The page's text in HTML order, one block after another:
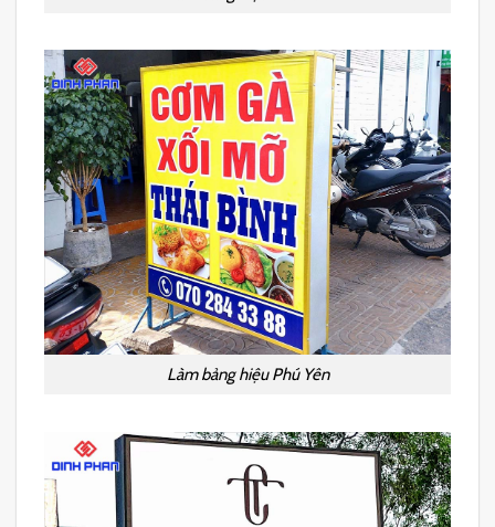
Làm bảng hiệu Phú Yên